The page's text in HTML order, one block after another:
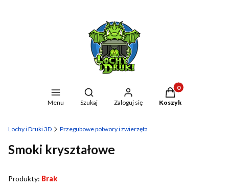
Menu
Otwórz wyszukiwarkę
Szukaj Zaloguj się
Produkty w
Koszyk
Lochy i Druki 3D Przegubowe potwory i zwierzęta
Smoki kryształowe
Produkty: Brak